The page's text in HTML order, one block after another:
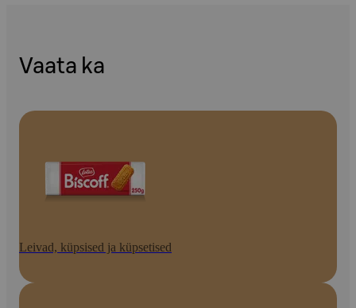
Vaata ka
Leivad, küpsised ja küpsetised